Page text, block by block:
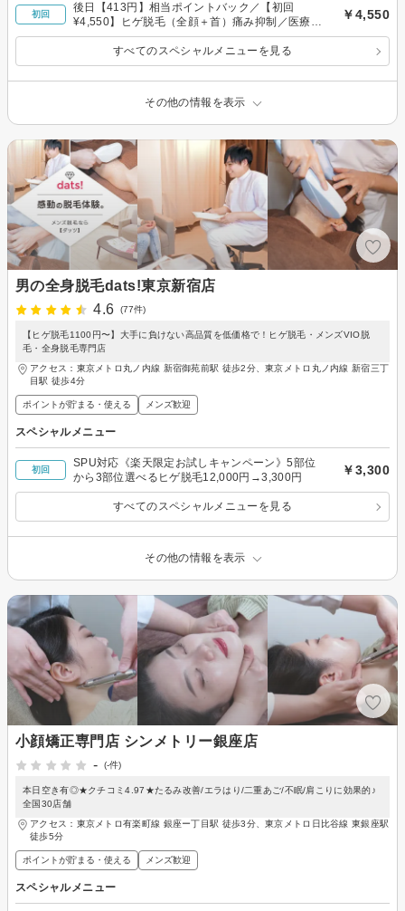
初回
後日【413円】相当ポイントバック／【初回
¥4,550】ヒゲ脱毛（全顔＋首）痛み抑制／医療か
ら乗換多数／照射保証◎
￥4,550
すべてのスペシャルメニューを見る
その他の情報を表示
男の全身脱毛dats!東京新宿店
4.6
(77件)
【ヒゲ脱毛1100円〜】大手に負けない高品質を低価格で！ヒゲ脱毛・メンズVIO脱
毛・全身脱毛専門店
アクセス：東京メトロ丸ノ内線 新宿御苑前駅 徒歩2分、東京メトロ丸ノ内線 新宿三丁
目駅 徒歩4分
ポイントが貯まる・使える メンズ歓迎
スペシャルメニュー
初回
SPU対応《楽天限定お試しキャンペーン》5部位
から3部位選べるヒゲ脱毛12,000円→3,300円
￥3,300
すべてのスペシャルメニューを見る
その他の情報を表示
小顔矯正専門店 シンメトリー銀座店
-
(-件)
本日空き有◎★クチコミ4.97★たるみ改善/エラはり/二重あご/不眠/肩こりに効果的♪
全国30店舗
アクセス：東京メトロ有楽町線 銀座ー丁目駅 徒歩3分、東京メトロ日比谷線 東銀座駅
徒歩5分
ポイントが貯まる・使える メンズ歓迎
スペシャルメニュー